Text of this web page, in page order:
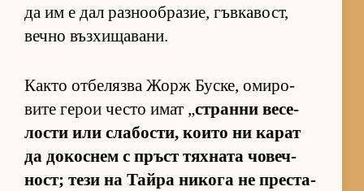
да им е дал раз­но­об­ра­зие, гъв­ка­вост,
вечно въз­хи­ща­ва­ни.
Както от­бе­лязва Жорж Бус­ке, оми­ро­
вите ге­рои често имат „странни ве­се­
лости или сла­бос­ти, ко­ито ни ка­рат
да до­кос­нем с пръст тях­ната чо­веч­
ност; тези на Тайра ни­кога не прес­та­